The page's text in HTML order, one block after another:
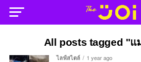
All posts tagged "แ
ไลฟ์สไตล์ 1 year ago